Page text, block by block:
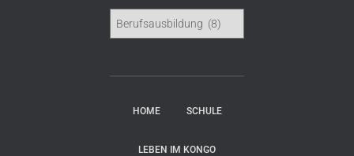
HOME SCHULE
LEBEN IM KONGO